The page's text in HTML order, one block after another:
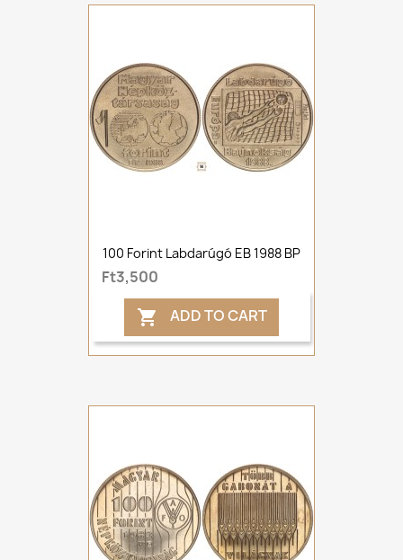
100 Forint Labdarúgó EB 1988 BP
Ft3,500
 ADD TO CART